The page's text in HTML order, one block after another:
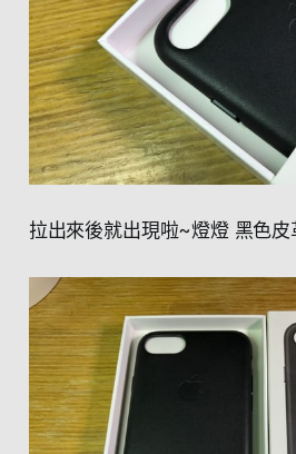
拉出來後就出現啦~燈燈 黑色皮